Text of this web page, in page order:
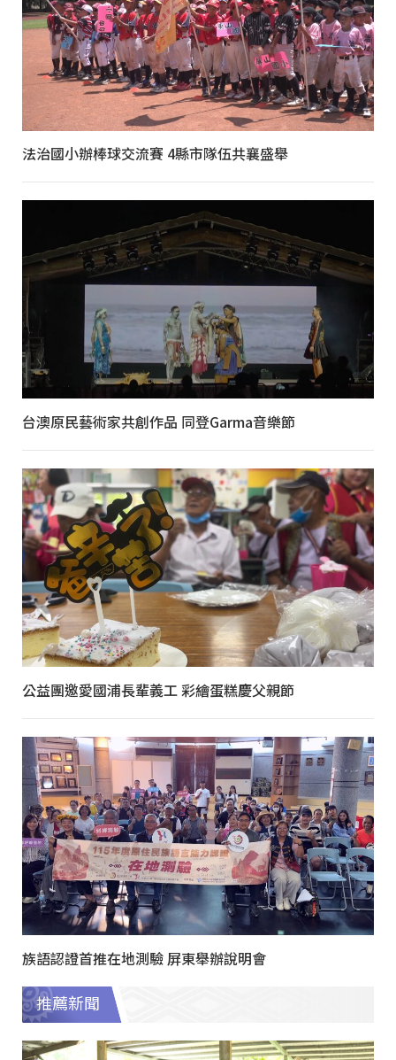
法治國小辦棒球交流賽 4縣市隊伍共襄盛舉
台澳原民藝術家共創作品 同登Garma音樂節
公益團邀愛國浦長輩義工 彩繪蛋糕慶父親節
族語認證首推在地測驗 屏東舉辦說明會
推薦新聞